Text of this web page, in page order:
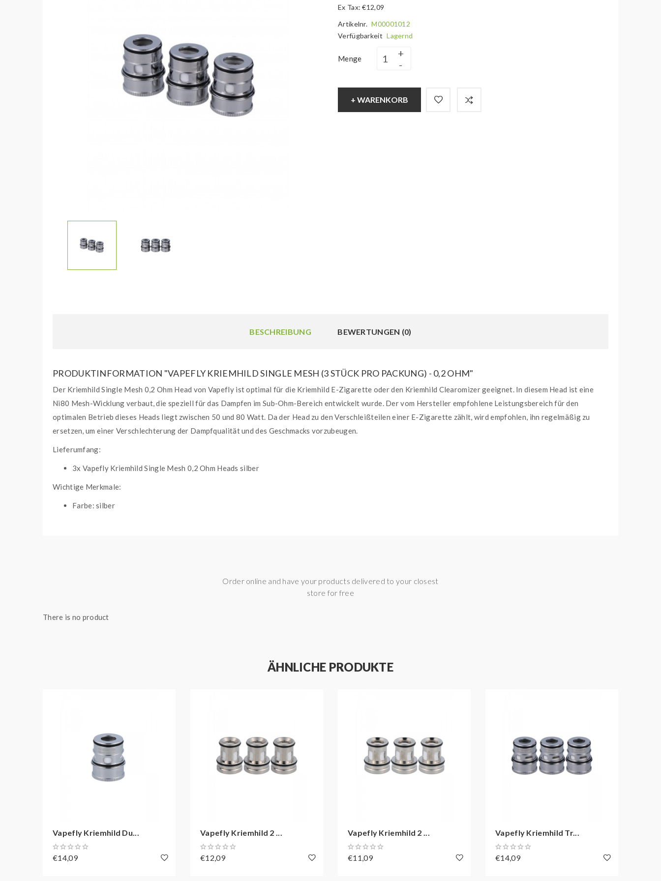
Ex Tax: €12,09
Artikelnr. M00001012
Verfügbarkeit Lagernd
Menge
+ WARENKORB
BESCHREIBUNG BEWERTUNGEN (0)
PRODUKTINFORMATION "VAPEFLY KRIEMHILD SINGLE MESH (3 STÜCK PRO PACKUNG) - 0,2 OHM"
Der Kriemhild Single Mesh 0,2 Ohm Head von Vapefly ist optimal für die Kriemhild E-Zigarette oder den Kriemhild Clearomizer geeignet. In diesem Head ist eine
Ni80 Mesh-Wicklung verbaut, die speziell für das Dampfen im Sub-Ohm-Bereich entwickelt wurde. Der vom Hersteller empfohlene Leistungsbereich für den
optimalen Betrieb dieses Heads liegt zwischen 50 und 80 Watt. Da der Head zu den Verschleißteilen einer E-Zigarette zählt, wird empfohlen, ihn regelmäßig zu
ersetzen, um einer Verschlechterung der Dampfqualität und des Geschmacks vorzubeugen.
Lieferumfang:
3x Vapefly Kriemhild Single Mesh 0,2 Ohm Heads silber
Wichtige Merkmale:
Farbe: silber
Order online and have your products delivered to your closest
store for free
There is no product
ÄHNLICHE PRODUKTE
Vapefly Kriemhild Du...
€14,09
Vapefly Kriemhild 2 ...
€12,09
Vapefly Kriemhild 2 ...
€11,09
Vapefly Kriemhild Tr...
€14,09